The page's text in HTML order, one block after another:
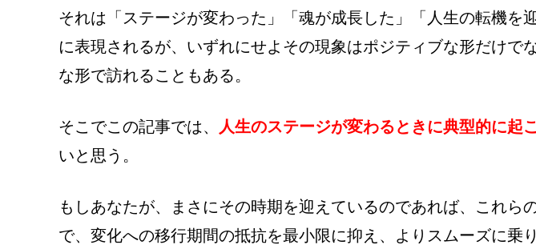
それは「ステージが変わった」「魂が成長した」「人生の転機を
に表現されるが、いずれにせよその現象はポジティブな形だけで
な形で訪れることもある。
そこでこの記事では、 人生のステージが変わるときに典型的に起
いと思う。
もしあなたが、まさにその時期を迎えているのであれば、これら
で、変化への移行期間の抵抗を最小限に抑え、よりスムーズに乗